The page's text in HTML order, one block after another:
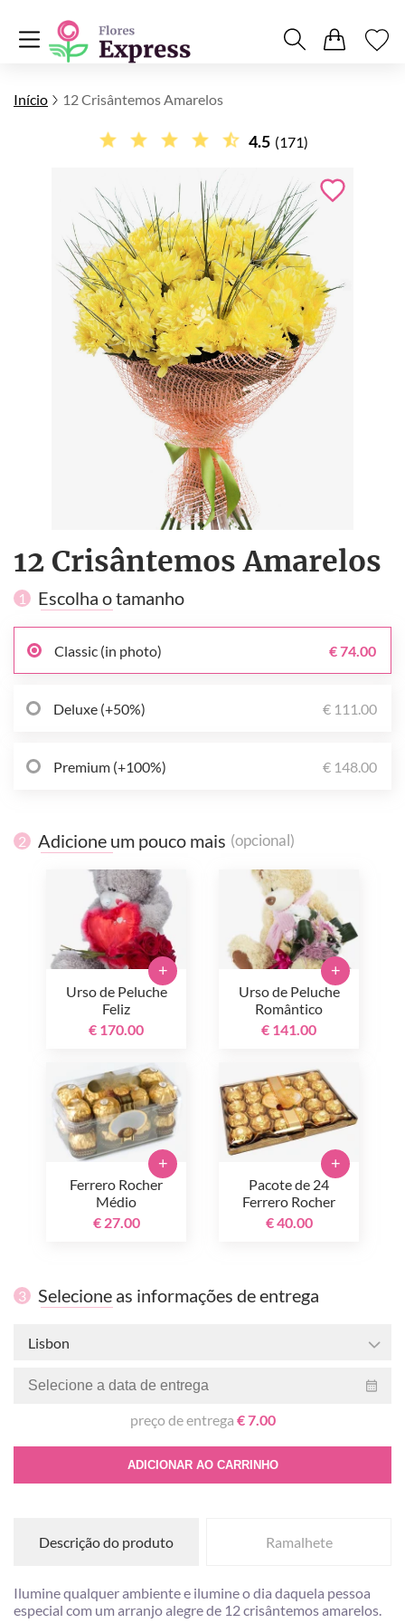
Início 12 Crisântemos Amarelos
4.5 (171)
12 Crisântemos Amarelos
1 Escolha o tamanho
Classic (in photo) € 74.00
Deluxe (+50%) € 111.00
Premium (+100%) € 148.00
2 Adicione um pouco mais (opcional)
Urso de Peluche
Feliz
€ 170.00
+
Urso de Peluche
Romântico
€ 141.00
+
Ferrero Rocher
Médio
€ 27.00
+
Pacote de 24
Ferrero Rocher
€ 40.00
+
3 Selecione as informações de entrega
Lisbon
preço de entrega € 7.00
ADICIONAR AO CARRINHO
Descrição do produto Ramalhete
Ilumine qualquer ambiente e ilumine o dia daquela pessoa
especial com um arranjo alegre de 12 crisântemos amarelos.